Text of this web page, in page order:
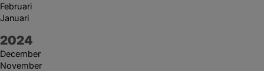
Februari
Januari
År:
2024
December
November